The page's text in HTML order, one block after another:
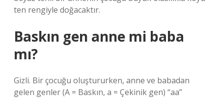
ten rengiyle doğacaktır.
Baskın gen anne mi baba
mı?
Gizli. Bir çocuğu oluştururken, anne ve babadan
gelen genler (A = Baskın, a = Çekinik gen) “aa”